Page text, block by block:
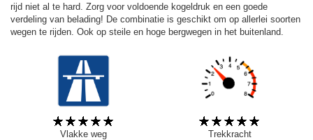
rijd niet al te hard. Zorg voor voldoende kogeldruk en een goede
verdeling van belading! De combinatie is geschikt om op allerlei soorten
wegen te rijden. Ook op steile en hoge bergwegen in het buitenland.
Vlakke weg
Trekkracht